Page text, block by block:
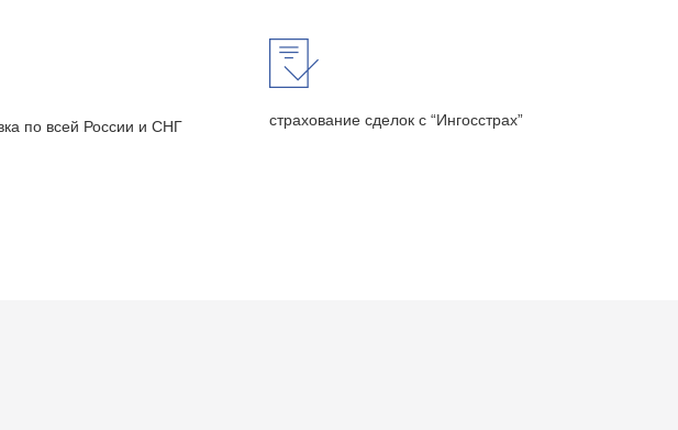
по всей России и СНГ страхование сделок с “Ингосстрах”